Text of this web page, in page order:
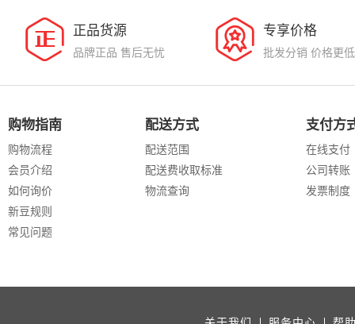
正品货源
品牌正品 售后无忧
专享价格
批发分销 价格更低
购物指南
购物流程
会员介绍
如何询价
新豆规则
常见问题
配送方式
配送范围
配送费收取标准
物流查询
支付方
在线支付
公司转账
发票制度